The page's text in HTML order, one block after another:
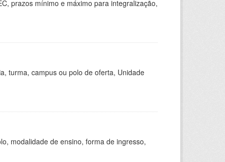
prazos mínimo e máximo para integralização,
turma, campus ou polo de oferta, Unidade
modalidade de ensino, forma de ingresso,